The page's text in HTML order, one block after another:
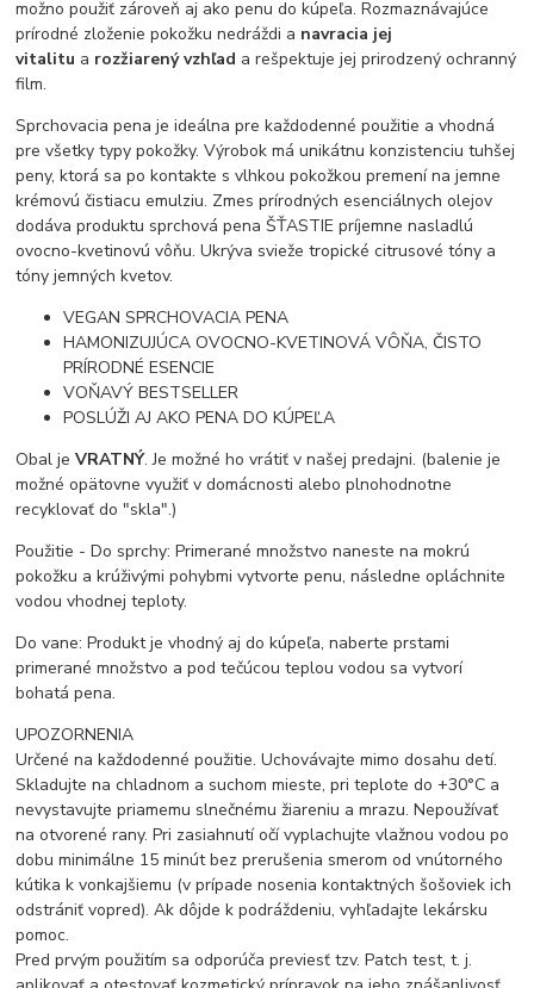
možno použiť zároveň aj ako penu do kúpeľa. Rozmaznávajúce
prírodné zloženie pokožku nedráždi a navracia jej
vitalitu a rozžiarený vzhľad a rešpektuje jej prirodzený ochranný
film.
Sprchovacia pena je ideálna pre každodenné použitie a vhodná
pre všetky typy pokožky. Výrobok má unikátnu konzistenciu tuhšej
peny, ktorá sa po kontakte s vlhkou pokožkou premení na jemne
krémovú čistiacu emulziu. Zmes prírodných esenciálnych olejov
dodáva produktu sprchová pena ŠŤASTIE príjemne nasladlú
ovocno-kvetinovú vôňu. Ukrýva svieže tropické citrusové tóny a
tóny jemných kvetov.
VEGAN SPRCHOVACIA PENA
HAMONIZUJÚCA OVOCNO-KVETINOVÁ VÔŇA, ČISTO
PRÍRODNÉ ESENCIE
VOŇAVÝ BESTSELLER
POSLÚŽI AJ AKO PENA DO KÚPEĽA
Obal jeVRATNÝ. Je možné ho vrátiť v našej predajni. (balenie je
možné opätovne využiť v domácnosti alebo plnohodnotne
recyklovať do "skla".)
Použitie - Do sprchy: Primerané množstvo naneste na mokrú
pokožku a krúživými pohybmi vytvorte penu, následne opláchnite
vodou vhodnej teploty.
Do vane: Produkt je vhodný aj do kúpeľa, naberte prstami
primerané množstvo a pod tečúcou teplou vodou sa vytvorí
bohatá pena.
UPOZORNENIA
Určené na každodenné použitie. Uchovávajte mimo dosahu detí.
Skladujte na chladnom a suchom mieste, pri teplote do +30°C a
nevystavujte priamemu slnečnému žiareniu a mrazu. Nepoužívať
na otvorené rany. Pri zasiahnutí očí vyplachujte vlažnou vodou po
dobu minimálne 15 minút bez prerušenia smerom od vnútorného
kútika k vonkajšiemu (v prípade nosenia kontaktných šošoviek ich
odstrániť vopred). Ak dôjde k podráždeniu, vyhľadajte lekársku
pomoc.
Pred prvým použitím sa odporúča previesť tzv. Patch test, t. j.